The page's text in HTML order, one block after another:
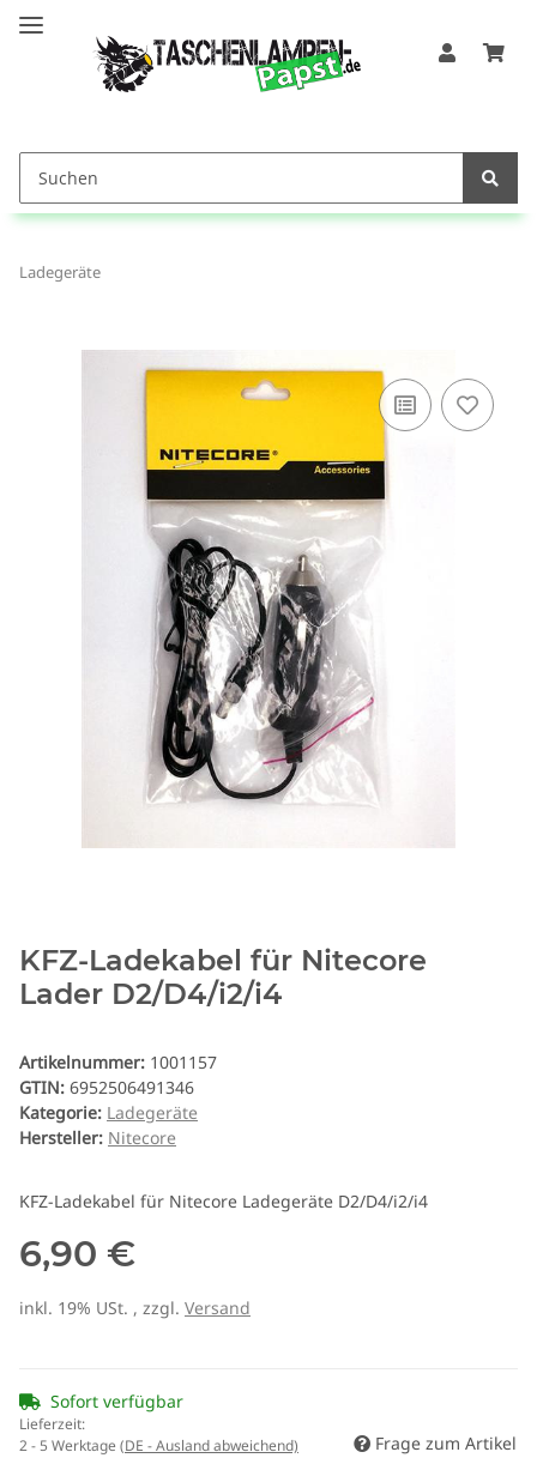
Ladegeräte
KFZ-Ladekabel für Nitecore
Lader D2/D4/i2/i4
Artikelnummer: 1001157
GTIN: 6952506491346
Kategorie: Ladegeräte
Hersteller: Nitecore
KFZ-Ladekabel für Nitecore Ladegeräte D2/D4/i2/i4
6,90 €
inkl. 19% USt. , zzgl. Versand
Sofort verfügbar
Lieferzeit:
2 - 5 Werktage (DE - Ausland abweichend) Frage zum Artikel